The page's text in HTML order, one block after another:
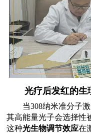
光疗后发红的生
当308纳米准分子
其高能量光子会选择性
这种光生物调节效应在